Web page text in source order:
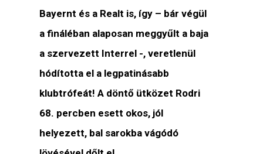
Bayernt és a Realt is, így – bár végül
a fináléban alaposan meggyűlt a baja
a szervezett Interrel -, veretlenül
hódította el a legpatinásabb
klubtrófeát! A döntő ütközet Rodri
68. percben esett okos, jól
helyezett, bal sarokba vágódó